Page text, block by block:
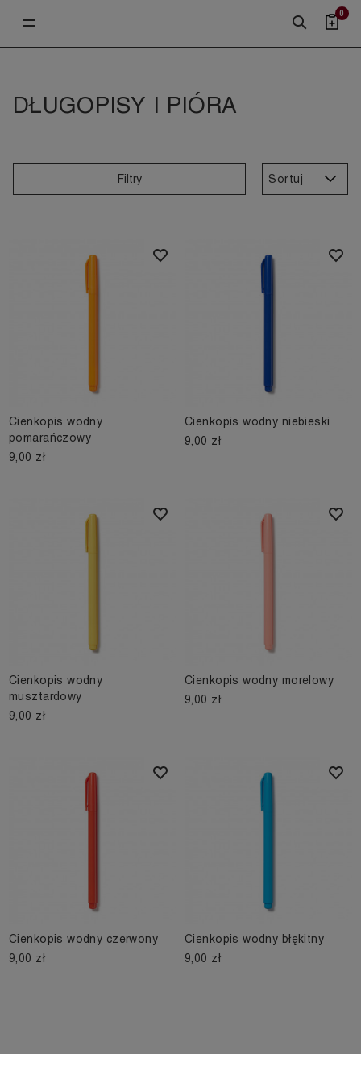
0
DŁUGOPISY I PIÓRA
Filtry Sortuj
Cienkopis wodny
pomarańczowy
9,00 zł
Cienkopis wodny niebieski
9,00 zł
Cienkopis wodny
musztardowy
9,00 zł
Cienkopis wodny morelowy
9,00 zł
Cienkopis wodny czerwony
9,00 zł
Cienkopis wodny błękitny
9,00 zł